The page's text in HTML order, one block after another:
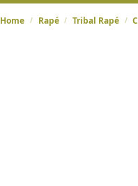
Home / Rapé / Tribal Rapé /